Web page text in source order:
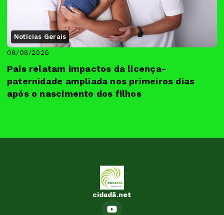
Notícias Gerais
08/08/2026
Pais relatam impactos da licença-
paternidade ampliada nos primeiros dias
após o nascimento dos filhos
cidadã.net